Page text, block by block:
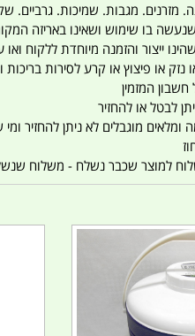
מזרנים. מגבות. שמיכות. גרביים.
בו שימוש ושאינו באריזה
ייצור והזמנה מיוחדת ללקוח
נזק או פיצוץ או קרע לסירות בריכות
המזמין
לבטל או להחזיר
מוגבלים לא ניתן להחזיר ומי
למוצר שכבר נשלח - משלוח